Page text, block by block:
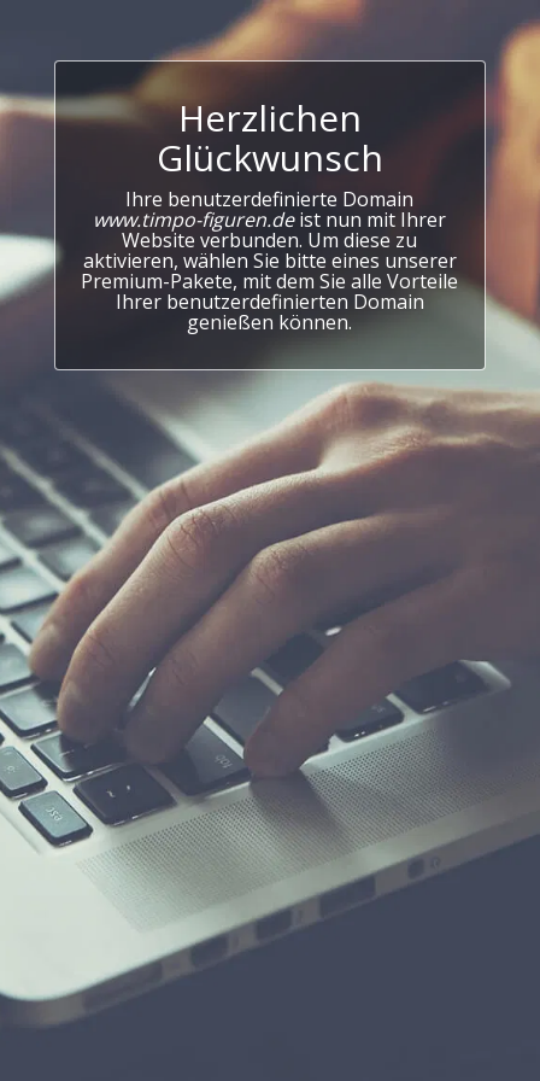
Herzlichen
Glückwunsch
Ihre benutzerdefinierte Domain
www.timpo-figuren.deist nun mit Ihrer
Website verbunden. Um diese zu
aktivieren, wählen Sie bitte eines unserer
Premium-Pakete, mit dem Sie alle Vorteile
Ihrer benutzerdefinierten Domain
genießen können.